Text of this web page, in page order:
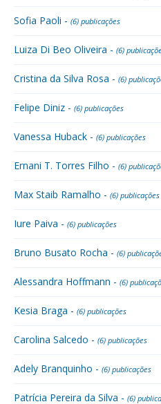
Sofia Paoli - (6) publicações
Luiza Di Beo Oliveira - (6)
Cristina da Silva Rosa - (6)
Felipe Diniz - (6) publicações
Vanessa Huback - (6) publicações
Ernani T. Torres Filho - (6)
Max Staib Ramalho - (6) publicações
Iure Paiva - (6) publicações
Bruno Busato Rocha - (6)
Alessandra Hoffmann - (6)
Kesia Braga - (6) publicações
Carolina Salcedo - (6) publicações
Adely Branquinho - (6) publicações
Patrícia Pereira da Silva - (6)